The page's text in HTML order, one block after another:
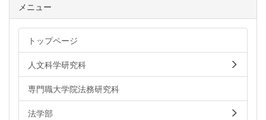
メニュー
トップページ
人文科学研究科
専門職大学院法務研究科
法学部